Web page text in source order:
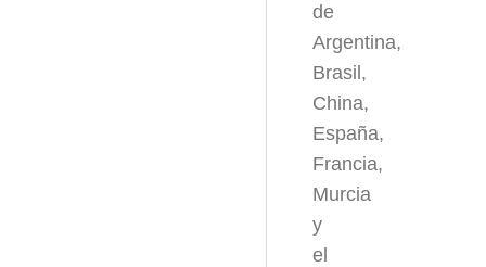
de
Argentina,
Brasil,
China,
España,
Francia,
Murcia
y
el